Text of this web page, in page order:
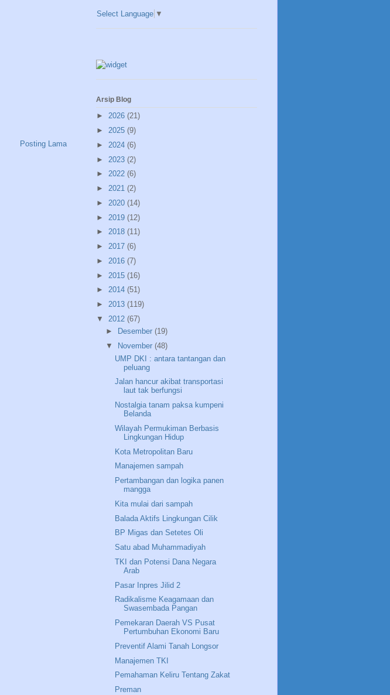
Posting Lama
Select Language ▼
Arsip Blog
► 2026 (21)
► 2025 (9)
► 2024 (6)
► 2023 (2)
► 2022 (6)
► 2021 (2)
► 2020 (14)
► 2019 (12)
► 2018 (11)
► 2017 (6)
► 2016 (7)
► 2015 (16)
► 2014 (51)
► 2013 (119)
▼ 2012 (67)
►
Desember (19)
▼
November (48)
UMP DKI : antara tantangan dan
peluang
Jalan hancur akibat transportasi
laut tak berfungsi
Nostalgia tanam paksa kumpeni
Belanda
Wilayah Permukiman Berbasis
Lingkungan Hidup
Kota Metropolitan Baru
Manajemen sampah
Pertambangan dan logika panen
mangga
Kita mulai dari sampah
Balada Aktifs Lingkungan Cilik
BP Migas dan Setetes Oli
Satu abad Muhammadiyah
TKI dan Potensi Dana Negara
Arab
Pasar Inpres Jilid 2
Radikalisme Keagamaan dan
Swasembada Pangan
Pemekaran Daerah VS Pusat
Pertumbuhan Ekonomi Baru
Preventif Alami Tanah Longsor
Manajemen TKI
Pemahaman Keliru Tentang Zakat
Preman